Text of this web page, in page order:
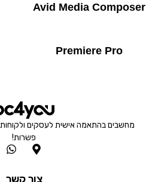
Avid Media Composer
Premiere Pro
מחשבים בהתאמה אישית לעסקים
פשרות!
M
W
צור קשר